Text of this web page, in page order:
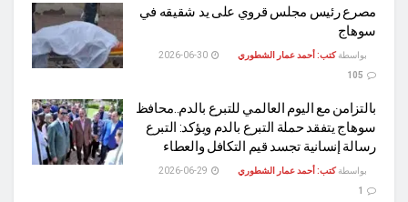
مصرع رئيس مجلس قروي على يد شقيقه في
سوهاج
بواسطة كتب: أحمد عمار الشطوري
بالتزامن مع اليوم العالمي للتبرع بالدم..محافظ
سوهاج يتفقد حملة التبرع بالدم ويؤكد: التبرع
رسالة إنسانية تجسد قيم التكافل والعطاء
بواسطة كتب: أحمد عمار الشطوري